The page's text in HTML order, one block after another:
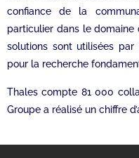
confiance de la
particulier dans le domaine
solutions sont utilisées
pour la recherche
Thales compte 81 000
Groupe a réalisé un chiffre